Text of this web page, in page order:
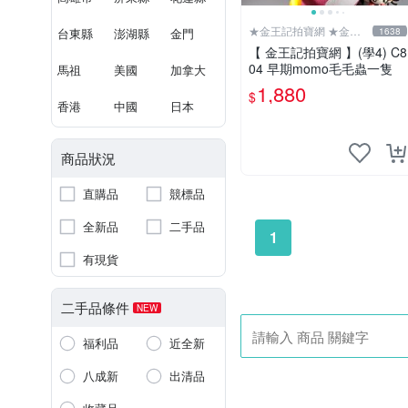
台東縣 澎湖縣 金門
馬祖 美國 加拿大
香港 中國 日本
商品狀況
直購品
競標品
全新品
二手品
有現貨
二手品條件 NEW
福利品
近全新
八成新
出清品
★金王記拍寶網 ★金王
記拍寶趣
1638
【 金王記拍寶網 】(學4) C8
04 早期momo毛毛蟲一隻
$1,880
1